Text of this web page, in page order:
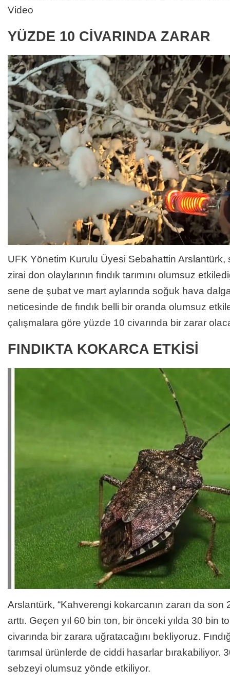
Video
YÜZDE 10 CİVARINDA ZARAR
UFK Yönetim Kurulu Üyesi Sebahattin
zirai don olaylarının fındık tarımını olumsuz
sene de şubat ve mart aylarında soğuk hava
neticesinde de fındık belli bir oranda olumsuz
çalışmalara göre yüzde 10 civarında bir zarar
FINDIKTA KOKARCA ETKİSİ
Arslantürk, “Kahverengi kokarcanın zararı da son
arttı. Geçen yıl 60 bin ton, bir önceki yılda 30 bin
civarında bir zarara uğratacağını bekliyoruz.
tarımsal ürünlerde de ciddi hasarlar bırakabiliyor.
sebzeyi olumsuz yönde etkiliyor.